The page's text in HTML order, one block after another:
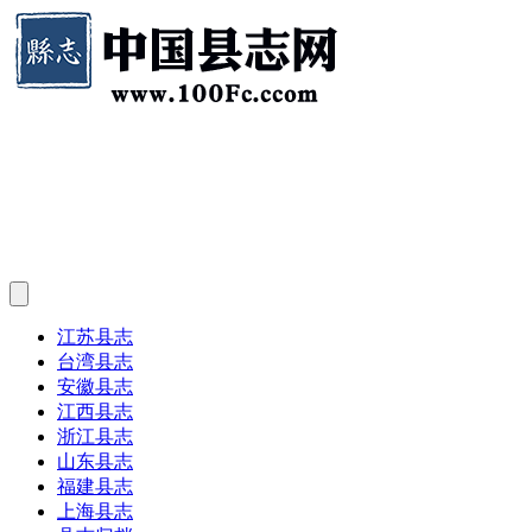
江苏县志
台湾县志
安徽县志
江西县志
浙江县志
山东县志
福建县志
上海县志